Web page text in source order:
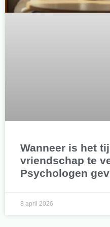
Wanneer is het
vriendschap te
Psychologen
8 april 2026